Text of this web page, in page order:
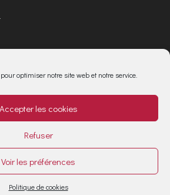
optimiser notre site web et notre service.
Accepter les cookies
Refuser
Voir les préférences
Politique de cookies